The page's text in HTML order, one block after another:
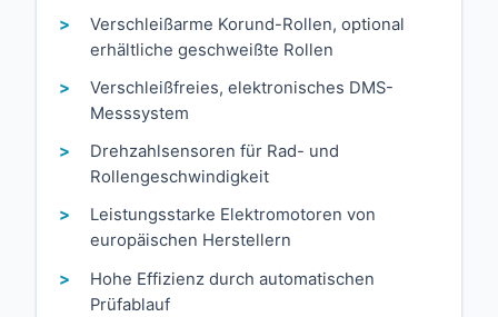
Verschleißarme Korund-Rollen, optional
erhältliche geschweißte Rollen
Verschleißfreies, elektronisches DMS-
Messsystem
Drehzahlsensoren für Rad- und
Rollengeschwindigkeit
Leistungsstarke Elektromotoren von
europäischen Herstellern
Hohe Effizienz durch automatischen
Prüfablauf